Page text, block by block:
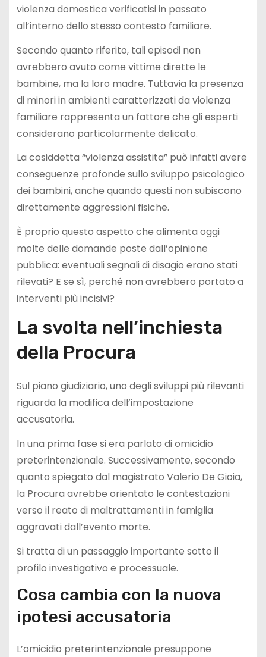
violenza domestica verificatisi in passato
all’interno dello stesso contesto familiare.
Secondo quanto riferito, tali episodi non
avrebbero avuto come vittime dirette le
bambine, ma la loro madre. Tuttavia la presenza
di minori in ambienti caratterizzati da violenza
familiare rappresenta un fattore che gli esperti
considerano particolarmente delicato.
La cosiddetta “violenza assistita” può infatti avere
conseguenze profonde sullo sviluppo psicologico
dei bambini, anche quando questi non subiscono
direttamente aggressioni fisiche.
È proprio questo aspetto che alimenta oggi
molte delle domande poste dall’opinione
pubblica: eventuali segnali di disagio erano stati
rilevati? E se sì, perché non avrebbero portato a
interventi più incisivi?
La svolta nell’inchiesta
della Procura
Sul piano giudiziario, uno degli sviluppi più rilevanti
riguarda la modifica dell’impostazione
accusatoria.
In una prima fase si era parlato di omicidio
preterintenzionale. Successivamente, secondo
quanto spiegato dal magistrato Valerio De Gioia,
la Procura avrebbe orientato le contestazioni
verso il reato di maltrattamenti in famiglia
aggravati dall’evento morte.
Si tratta di un passaggio importante sotto il
profilo investigativo e processuale.
Cosa cambia con la nuova
ipotesi accusatoria
L’omicidio preterintenzionale presuppone